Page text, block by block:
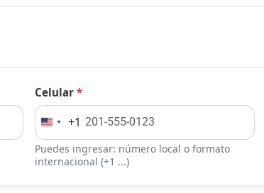
Celular*
+1
Puedes ingresar: número local o formato
internacional (+1 ...)